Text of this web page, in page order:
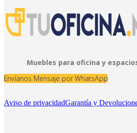
Muebles para oficina y
Envíanos Mensaje por WhatsApp
Aviso de privacidadGarantía y